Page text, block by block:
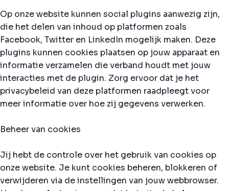
Op onze website kunnen social plugins aanwezig zijn,
die het delen van inhoud op platformen zoals
Facebook, Twitter en LinkedIn mogelijk maken. Deze
plugins kunnen cookies plaatsen op jouw apparaat en
informatie verzamelen die verband houdt met jouw
interacties met de plugin. Zorg ervoor dat je het
privacybeleid van deze platformen raadpleegt voor
meer informatie over hoe zij gegevens verwerken.
Beheer van cookies
Jij hebt de controle over het gebruik van cookies op
onze website. Je kunt cookies beheren, blokkeren of
verwijderen via de instellingen van jouw webbrowser.